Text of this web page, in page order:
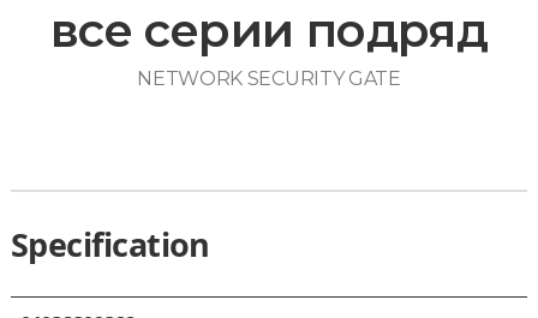
все серии подряд
NETWORK SECURITY GATE
Specification